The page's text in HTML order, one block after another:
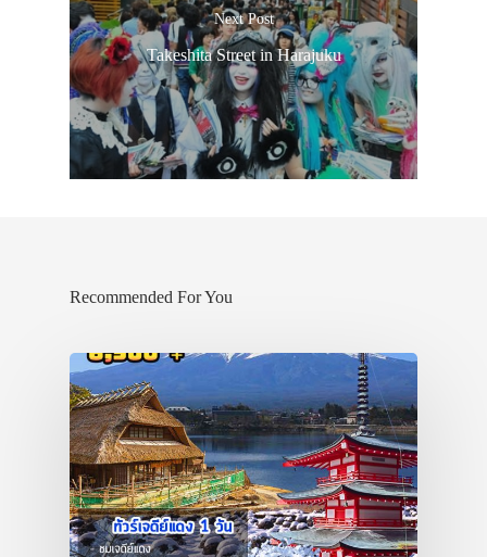
Next Post
Takeshita Street in Harajuku
Recommended For You